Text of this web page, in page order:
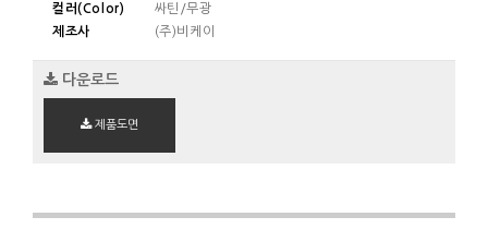
컬러(Color)
싸틴/무광
제조사
(주)비케이
다운로드
제품도면